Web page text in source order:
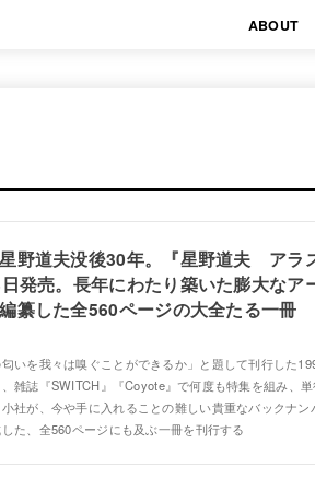
ABOUT
野道夫没後30年。『星野道夫 アラ
発売。長年にわたり築いた膨大なア
纂した全560ページの大全たる一冊
いを我々は嗅ぐことができるか」と題して刊行した
雑誌『SWITCH』『Coyote』で何度も特集を組み、
社が、今や⼿に⼊れることの難しい貴重なバックナン
た、全560ページにも及ぶ⼀冊を刊⾏する